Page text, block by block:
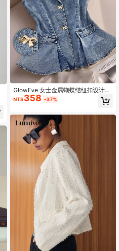
GlowEve 女士金属蝴蝶结纽扣设计休
闲牛仔背心外套
NT$358 -37%